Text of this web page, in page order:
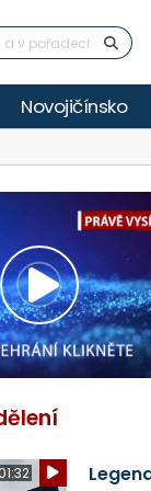
Novojičínsko
Přehrát
video